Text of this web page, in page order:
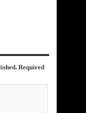
Required